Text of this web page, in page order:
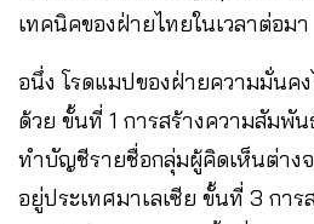
เทคนิคของฝ่ายไทยในเวลาต่อมา
อนึ่ง โรดแมปของฝ่ายความมั่นค
ด้วย ขั้นที่ 1 การสร้างความสัมพั
ทำบัญชีรายชื่อกลุ่มผู้คิดเห็นต่าง
อยู่ประเทศมาเลเซีย ขั้นที่ 3 กา